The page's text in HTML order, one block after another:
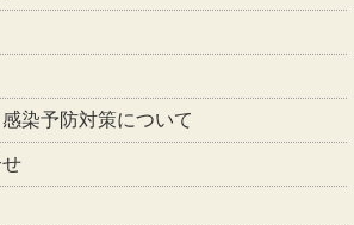
染予防対策について